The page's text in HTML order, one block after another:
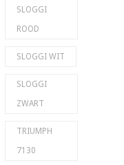
SLOGGI
ROOD
SLOGGI WIT
SLOGGI
ZWART
TRIUMPH
7130